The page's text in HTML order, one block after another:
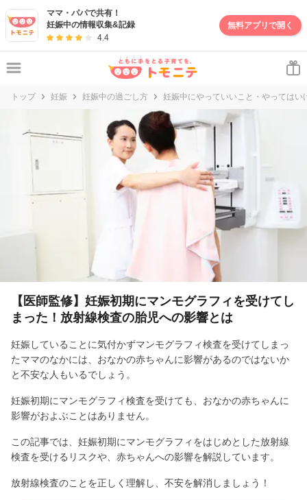
ママ・パパで共有！
妊娠中の情報収集&記録
4.4
無料アプリで開く
トップ 妊娠 妊娠中の過ごし方 妊娠中にやっていいこと・やってはい
【医師監修】妊娠初期にマンモグラフィを受けてし
まった！放射線検査の胎児への影響とは
妊娠していることに気付かずマンモグラフィ検査を受けてしまっ
たママのなかには、おなかの赤ちゃんに影響があるのではないか
と不安な人もいるでしょう。
妊娠初期にマンモグラフィ検査を受けても、おなかの赤ちゃんに
影響がおよぶことはありません。
この記事では、妊娠初期にマンモグラフィをはじめとした放射線
検査を受けるリスクや、赤ちゃんへの影響を解説しています。
放射線検査のことを正しく理解し、不安を解消しましょう！
妊娠・出産・子育て情報サイト | トモニテ